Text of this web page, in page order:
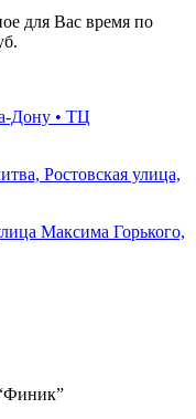
для Вас время по
Дону • ТЦ
Ростовская улица,
Максима Горького,